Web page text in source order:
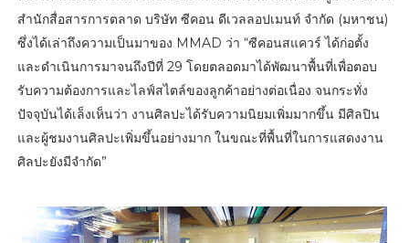
สำนักสื่อสารการตลาด บริษัท ซีคอน ดีเวลลอปเมนท์ จำกัด (มหาชน)
ซึ่งได้เล่าถึงความเป็นมาของ MMAD ว่า “ซีคอนสแควร์ ได้ก่อตั้ง
และดำเนินการมาจนถึงปีที่ 29 โดยตลอดมาได้พัฒนาพื้นที่เพื่อตอบ
รับความต้องการและไลฟ์สไตล์ของลูกค้าอย่างต่อเนื่อง จนกระทั่ง
ปัจจุบันได้เล็งเห็นว่า งานศิลปะได้รับความนิยมเพิ่มมากขึ้น มีศิลปิน
และผู้ชมงานศิลปะเพิ่มขึ้นอย่างมาก ในขณะที่พื้นที่ในการแสดงงาน
ศิลปะยังมีจำกัด”